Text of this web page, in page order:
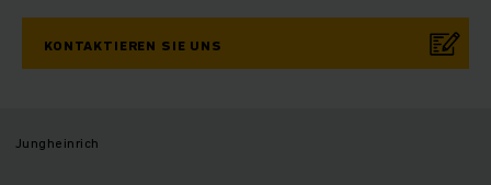
KONTAKTIEREN SIE UNS
Jungheinrich